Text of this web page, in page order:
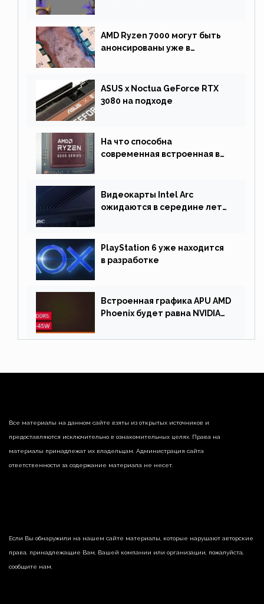
AMD Ryzen 7000 могут быть
анонсированы уже в
ASUS x Noctua GeForce RTX
3080 на подходе
На что способна
современная встроенная в
Видеокарты Intel Arc
ожидаются в середине лета.
PlayStation 6 уже находится
в разработке
Встроенная графика APU AMD
Phoenix будет равна NVIDIA
Все материалы на данном сайте взяты из открытых источников и
предоставляются исключительно в ознакомительных целях. Права на
материалы принадлежат их владельцам. Администрация сайта
ответственности за содержание материала не несет.
Если Вы обнаружили на нашем сайте материалы, которые нарушают авторские
права, принадлежащие Вам, Вашей компании или организации, пожалуйста,
сообщите нам.